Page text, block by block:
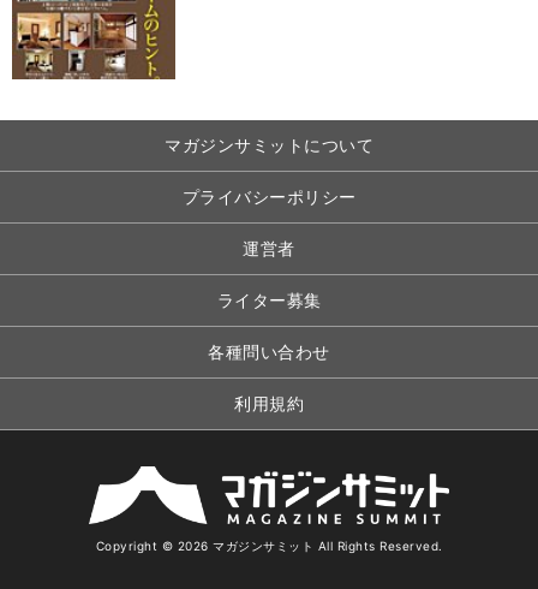
マガジンサミットについて
プライバシーポリシー
運営者
ライター募集
各種問い合わせ
利用規約
Copyright © 2026 マガジンサミット All Rights Reserved.